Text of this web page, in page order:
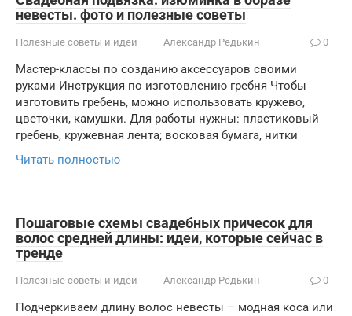
невесты. фото и полезные советы
Полезные советы и идеи Александр Редькин 0
Мастер-классы по созданию аксессуаров своими
руками Инструкция по изготовлению гребня Чтобы
изготовить гребень, можно использовать кружево,
цветочки, камушки. Для работы нужны: пластиковый
гребень, кружевная лента; восковая бумага, нитки
Читать полностью
Пошаговые схемы свадебных причесок для
волос средней длины: идеи, которые сейчас в
тренде
Полезные советы и идеи Александр Редькин 0
Подчеркиваем длину волос невесты – модная коса или